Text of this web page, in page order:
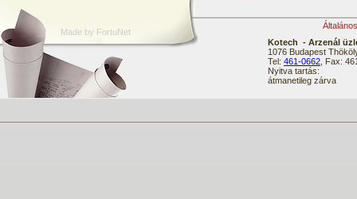
Made by FortuNet
Kotech - Arzenál
1076 Budapest
Tel: 461-0662 , Fax:
Nyitva tartás:
átmanetileg zárva